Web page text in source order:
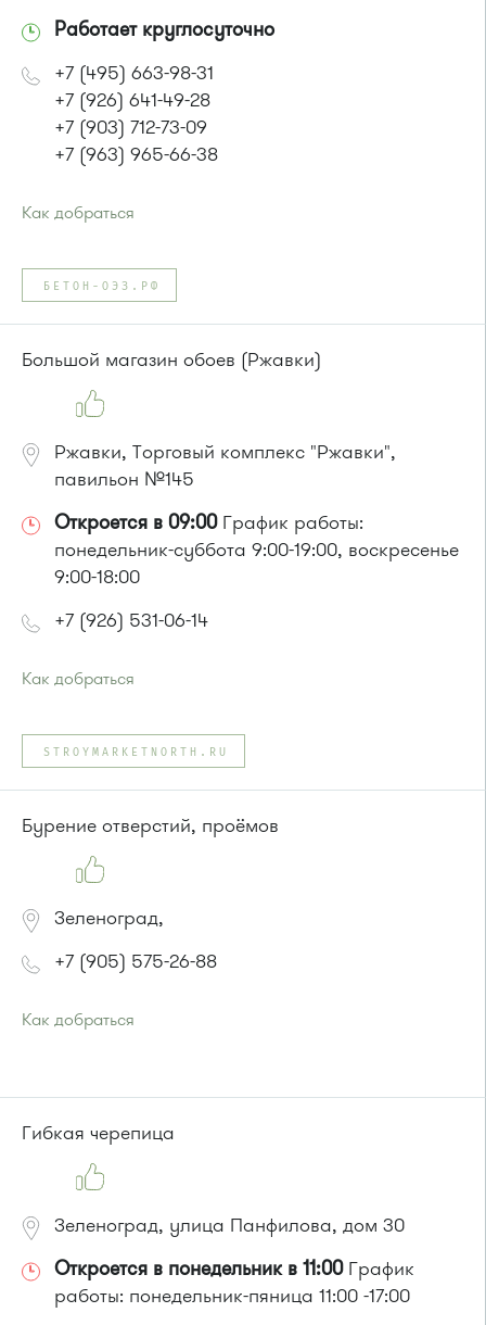
Работает круглосуточно
+7 (495) 663-98-31
+7 (926) 641-49-28
+7 (903) 712-73-09
+7 (963) 965-66-38
Как добраться
Автобус № 30
или до остановки"Алабушевское кладбище"
Автобус № 24
БЕТОН-ОЭЗ.РФ
Большой магазин обоев (Ржавки)
Ржавки, Торговый комплекс "Ржавки",
павильон №145
Откроется в 09:00График работы:
понедельник-суббота 9:00-19:00, воскресенье
9:00-18:00
+7 (926) 531-06-14
Как добраться
Автобусы № 45, 350, 440
или до остановки"Московский проспект"
Автобусы № 400, 400э.
STROYMARKETNORTH.RU
Бурение отверстий, проёмов
Зеленоград,
+7 (905) 575-26-88
Как добраться
Маршрутка № 127, 128, 312, 377, 390, 409м, 431м, 476, 476м,
720м, 721м, 900, 903
или до остановки
Автобус № 4
Гибкая черепица
Зеленоград, улица Панфилова, дом 30
Откроется в понедельник в 11:00График
работы: понедельник-пяница 11:00 -17:00